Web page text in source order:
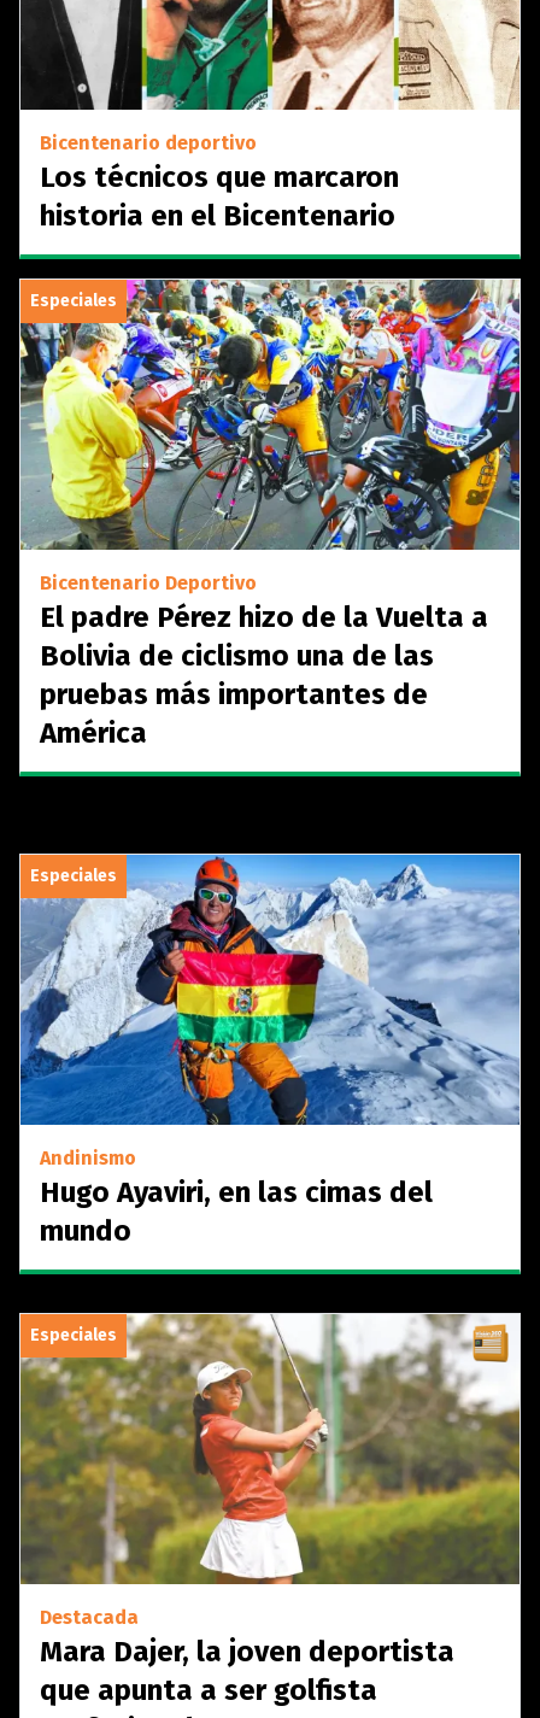
Bicentenario deportivo
Los técnicos que marcaron
historia en el Bicentenario
Especiales
Bicentenario Deportivo
El padre Pérez hizo de la Vuelta a
Bolivia de ciclismo una de las
pruebas más importantes de
América
Especiales
Andinismo
Hugo Ayaviri, en las cimas del
mundo
Especiales
Destacada
Mara Dajer, la joven deportista
que apunta a ser golfista